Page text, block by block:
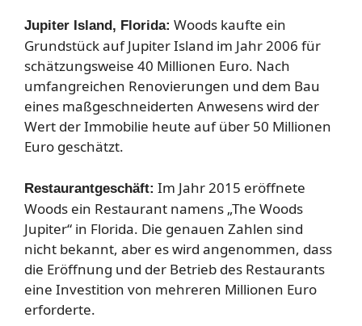
Jupiter Island, Florida: Woods kaufte ein
Grundstück auf Jupiter Island im Jahr 2006 für
schätzungsweise 40 Millionen Euro. Nach
umfangreichen Renovierungen und dem Bau
eines maßgeschneiderten Anwesens wird der
Wert der Immobilie heute auf über 50 Millionen
Euro geschätzt.
Restaurantgeschäft: Im Jahr 2015 eröffnete
Woods ein Restaurant namens „The Woods
Jupiter“ in Florida. Die genauen Zahlen sind
nicht bekannt, aber es wird angenommen, dass
die Eröffnung und der Betrieb des Restaurants
eine Investition von mehreren Millionen Euro
erforderte.